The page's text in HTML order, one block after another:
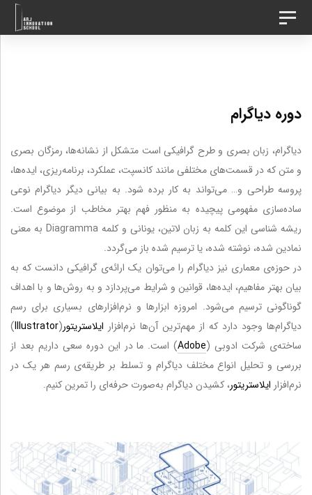
رد
ها
پرش
تغییر
وضعیت
دوره دیاگرام
دیاگرام، زبان بصری و طرح گرافیکی است متشکل از نشانه‌ها، رمزگان بصری
و متن که در قسمت‌های مختلفی مانند کانسپت، عملکرد، برنامه‌ریزی، ایده‌ها،
پروسه طراحی و… می‌تواند به کار برده شود. به بیانی دیگر دیاگرام نوعی
ساده‌سازی مفهومی پیچیده به منظور فهم بهتر مخاطب از موضوع است.
ریشه شناسی این کلمه به زبان لاتین، یونانی و کلمه Diagramma به معنی
نمادین شده، نوشته شده، یا ترسیم شده باز می‌گردد.
در حوزه‌ی معماری نیز دیاگرام را می‌توان یک ارائه‌ی گرافیکی دانست که به
بیان بهتر مفاهیم، ایده‌ها، قوانین و شرایط می‌پردازد و به روش‌ها و با اهداف
گوناگونی ترسیم می‌شود. امروزه ابزارها و نرم‌افزارهای بسیاری برای رسم
دیاگرام‌ها وجود دارد که از مهم‌ترین آن‌ها نرم‌افزار ایلاستریتور(
Illustrator
)
ساخته‌ی شرکت ادوبی (Adobe) است. ما در این دوره سعی داریم بعد از
بررسی و تحلیل انواع مختلف دیاگرام و تسلط بر طریقه‌ی رسم هر یک در
نرم‌افزار ایلاستریتور، کشیدن دیاگرام به‌صورت حرفه‌ای را تمرین کنیم.